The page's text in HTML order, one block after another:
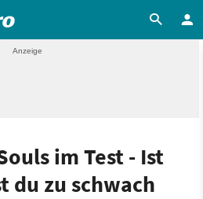
im Test - Ist
du zu schwach